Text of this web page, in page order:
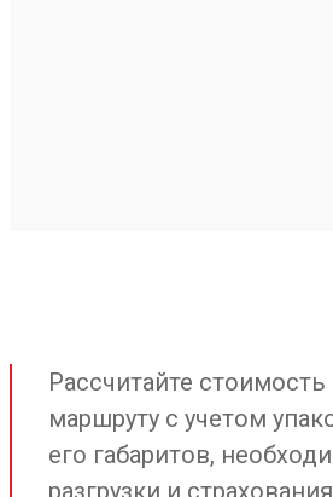
Рассчитайте
маршруту с учетом
его габаритов,
разгрузки и